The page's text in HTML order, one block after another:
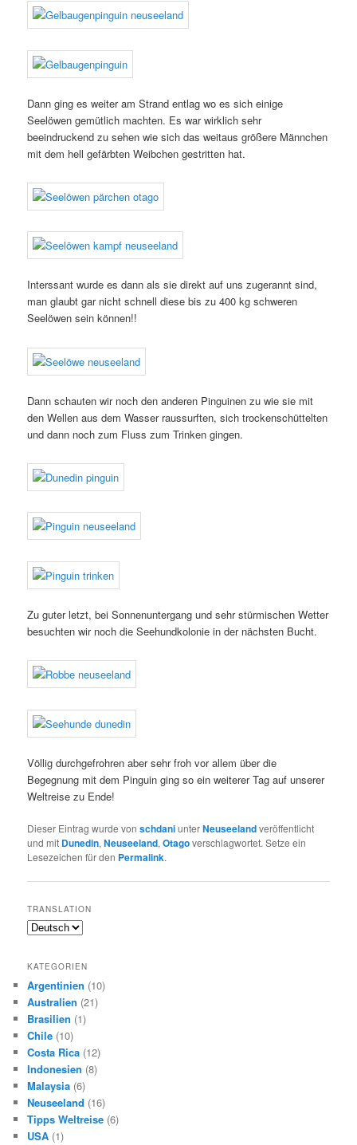
Dann ging es weiter am Strand entlag wo es sich einige
Seelöwen gemütlich machten. Es war wirklich sehr
beeindruckend zu sehen wie sich das weitaus größere Männchen
mit dem hell gefärbten Weibchen gestritten hat.
Interssant wurde es dann als sie direkt auf uns zugerannt sind,
man glaubt gar nicht schnell diese bis zu 400 kg schweren
Seelöwen sein können!!
Dann schauten wir noch den anderen Pinguinen zu wie sie mit
den Wellen aus dem Wasser raussurften, sich trockenschüttelten
und dann noch zum Fluss zum Trinken gingen.
Zu guter letzt, bei Sonnenuntergang und sehr stürmischen Wetter
besuchten wir noch die Seehundkolonie in der nächsten Bucht.
Völlig durchgefrohren aber sehr froh vor allem über die
Begegnung mit dem Pinguin ging so ein weiterer Tag auf unserer
Weltreise zu Ende!
Dieser Eintrag wurde vonschdaniunterNeuseelandveröffentlicht
und mit Dunedin,Neuseeland,Otagoverschlagwortet. Setze ein
Lesezeichen für den Permalink.
TRANSLATION
KATEGORIEN
Argentinien (10)
Australien (21)
Brasilien (1)
Chile (10)
Costa Rica (12)
Indonesien (8)
Malaysia (6)
Neuseeland (16)
Tipps Weltreise (6)
USA (1)